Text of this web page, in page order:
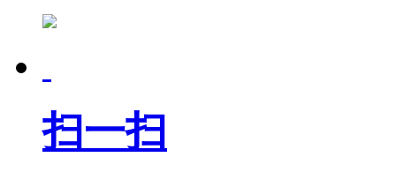
扫一扫